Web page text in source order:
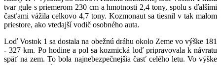
tvar gule s priemerom 230 cm a hmotnosti 2,4 tony, spolu s ďalšími
časťami vážila celkovo 4,7 tony. Kozmonaut sa tiesnil v tak malom
priestore, ako vtedajší vodič osobného auta.
Loď Vostok 1 sa dostala na obežnú dráhu okolo Zeme vo výške 181
- 327 km. Po hodine a pol sa kozmická loď pripravovala k návratu
späť na zem. To bola najnebezpečnejšia časť celého letu. Vo výške